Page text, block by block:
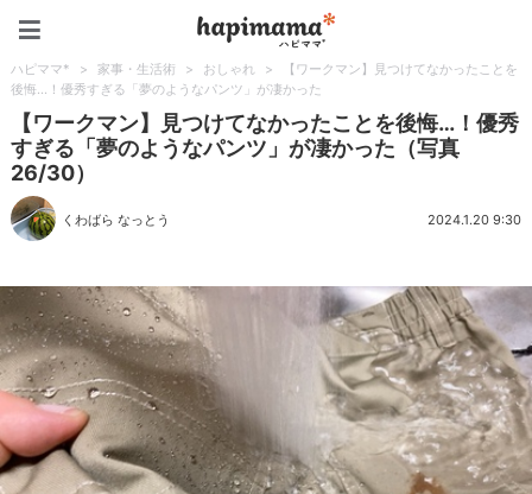
ハピママ* > 家事・生活術 > おしゃれ >
【ワークマン】見つけてなかったことを
後悔…！優秀すぎる「夢のようなパンツ」が凄かった
【ワークマン】見つけてなかったことを後悔…！優秀
すぎる「夢のようなパンツ」が凄かった（写真
26/30）
くわばら なっとう 2024.1.20 9:30